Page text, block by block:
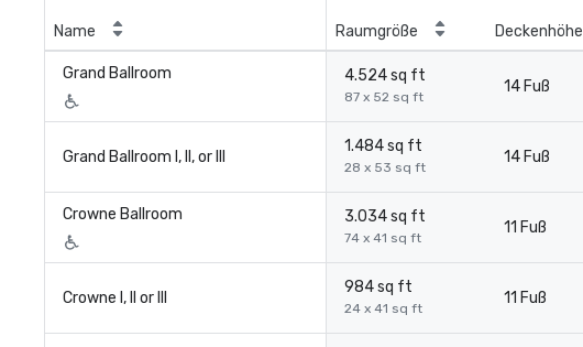
Name Raumgröße Deckenhöhe
Grand Ballroom 4.524 sq ft
87 x 52 sq ft
14 Fuß
Grand Ballroom I, II, or III
1.484 sq ft
28 x 53 sq ft
14 Fuß
Crowne Ballroom 3.034 sq ft
74 x 41 sq ft
11 Fuß
Crowne I, II or III
984 sq ft
24 x 41 sq ft
11 Fuß